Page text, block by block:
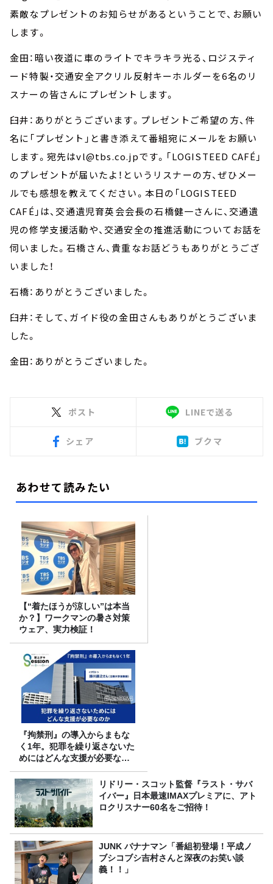
素敵なプレゼントのお知らせがあるということで、お願い
します。
金田：暗い夜道に車のライトでキラキラ光る、ロジスティ
ード特製・交通安全アクリル反射キーホルダーを6名のリ
スナーの皆さんにプレゼントします。
臼井：ありがとうございます。プレゼントご希望の方、件
名に「プレゼント」と書き添えて番組宛にメールをお願い
します。宛先はvl@tbs.co.jpです。「LOGISTEED CAFÉ」
のプレゼントが届いたよ！というリスナーの方、ぜひメー
ルでも感想を教えてください。本日の「LOGISTEED
CAFÉ」は、交通遺児育英会会長の石橋健一さんに、交通遺
児の修学支援活動や、交通安全の推進活動についてお話を
伺いました。石橋さん、貴重なお話どうもありがとうござ
いました！
石橋：ありがとうございました。
臼井：そして、ガイド役の金田さんもありがとうございま
した。
金田：ありがとうございました。
ポスト LINEで送る
シェア ブクマ
あわせて読みたい
【“着たほうが涼しい”は本当
か？】ワークマンの暑さ対策
ウェア、実力検証！
『拘禁刑』の導入からまもな
く1年。犯罪を繰り返さないた
めにはどんな支援が必要なの
か
リドリー・スコット監督『ラスト・サバ
イバー』日本最速IMAXプレミアに、アト
ロクリスナー60名をご招待！
JUNK バナナマン「番組初登場！平成ノ
ブシコブシ吉村さんと深夜のお笑い談
義！！」